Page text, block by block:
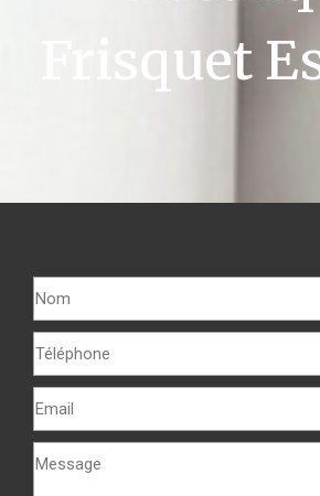
Frisquet